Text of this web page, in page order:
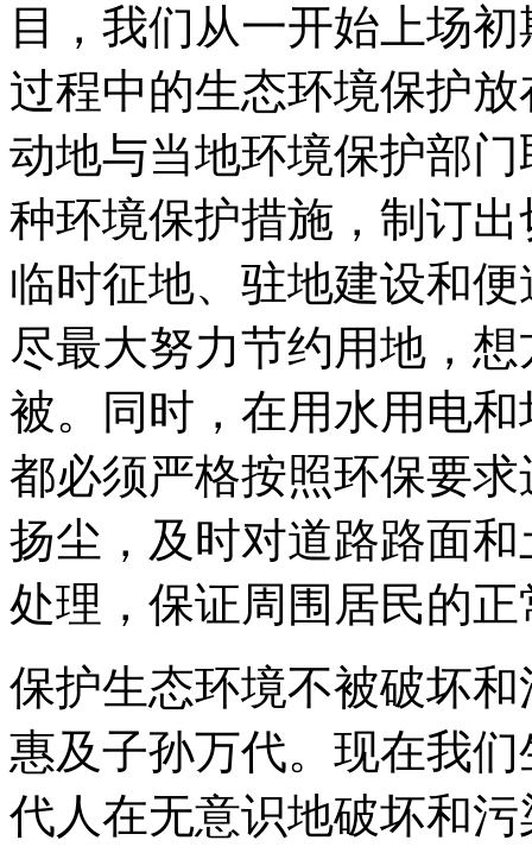
目，我们从一开始上场
过程中的生态环境保护
动地与当地环境保护部
种环境保护措施，制订
临时征地、驻地建设和
尽最大努力节约用地，
被。同时，在用水用电
都必须严格按照环保要
扬尘，及时对道路路面
处理，保证周围居民的
保护生态环境不被破坏
惠及子孙万代。现在我
代人在无意识地破坏和